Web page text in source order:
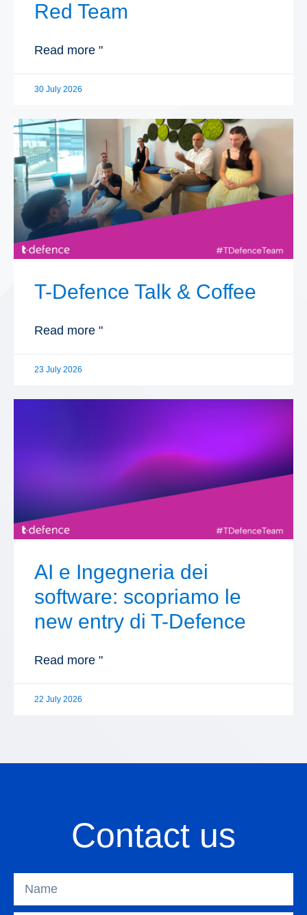
Red Team
Read more "
30 July 2026
T-Defence Talk & Coffee
Read more "
23 July 2026
AI e Ingegneria dei
software: scopriamo le
new entry di T-Defence
Read more "
22 July 2026
Contact us